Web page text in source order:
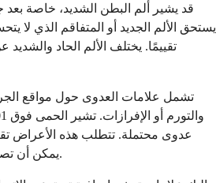
قد يشير ألم البطن الشديد، خاصة
يستحق الألم الجديد أو المتفاقم الذي لا
تقييمًا. يختلف الألم الحاد
تشمل علامات العدوى حول مواقع
عدوى محتملة. تتطلب هذه الأعراض
يمكن أن تصبح خطيرة إذا لم يتم علاجها.